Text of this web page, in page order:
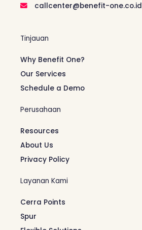
callcenter@benefit-one.co.id
Tinjauan
Why Benefit One?
Our Services
Schedule a Demo
Perusahaan
Resources
About Us
Privacy Policy
Layanan Kami
Cerra Points
Spur